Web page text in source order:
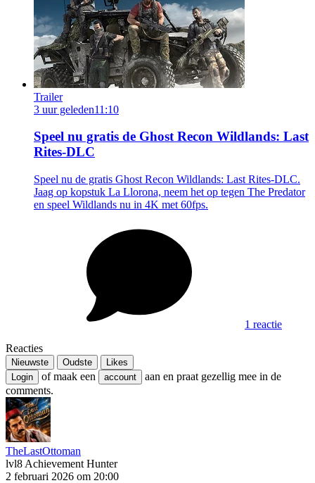
Trailer
3 uur geleden11:10
Speel nu gratis de Ghost Recon Wildlands: Last
Rites-DLC
Speel nu de gratis Ghost Recon Wildlands: Last Rites-DLC.
Jaag op kopstuk La Llorona, neem het op tegen The Predator
en speel Wildlands nu in 4K met 60fps.
1 reactie
Reacties
Nieuwste Oudste
Likes
Login
of maak een account
aan en praat gezellig mee in de
comments.
TheLastOttoman
lvl8 Achievement Hunter
2 februari 2026 om 20:00